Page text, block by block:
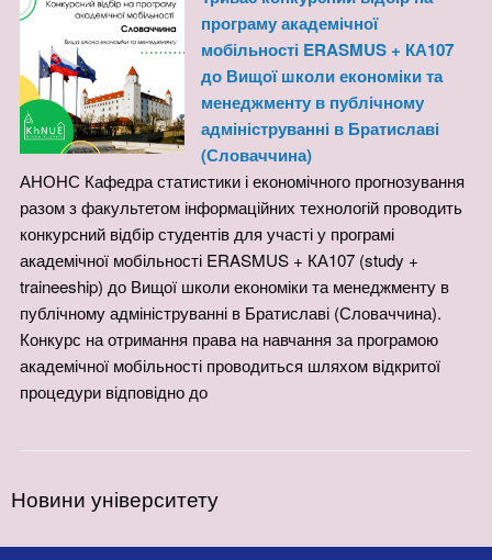
програму академічної
мобільності ERASMUS + КА107
до Вищої школи економіки та
менеджменту в публічному
адмініструванні в Братиславі
(Словаччина)
АНОНС Кафедра статистики і економічного прогнозування
разом з факультетом інформаційних технологій проводить
конкурсний відбір студентів для участі у програмі
академічної мобільності ERASMUS + КА107 (study +
traineeship) до Вищої школи економіки та менеджменту в
публічному адмініструванні в Братиславі (Словаччина).
Конкурс на отримання права на навчання за програмою
академічної мобільності проводиться шляхом відкритої
процедури відповідно до
Новини університету